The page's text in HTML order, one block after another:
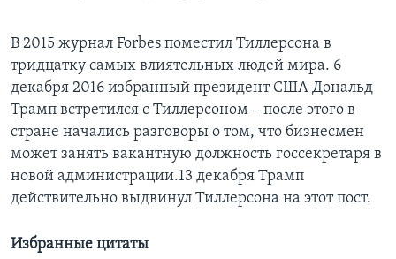
В 2015 журнал Forbes поместил Тиллерсона в
тридцатку самых влиятельных людей мира. 6
декабря 2016 избранный президент США Дональд
Трамп встретился с Тиллерсоном – после этого в
стране начались разговоры о том, что бизнесмен
может занять вакантную должность госсекретаря в
новой администрации.13 декабря Трамп
действительно выдвинул Тиллерсона на этот пост.
Избранные цитаты